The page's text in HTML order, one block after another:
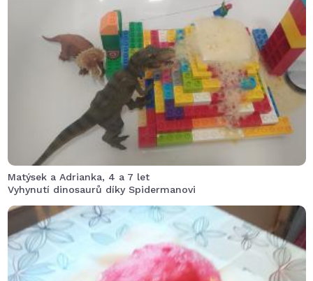
Spider-Man měl velký problém projet nad sopkou, asi
zapomněl použít svou pavučinu. Když se mu to povedlo,
způsobilo to erupci takovou, až to vyhubilo dinosaury
Matýsek a Adrianka, 4 a 7 let
Vyhynutí dinosaurů díky Spidermanovi